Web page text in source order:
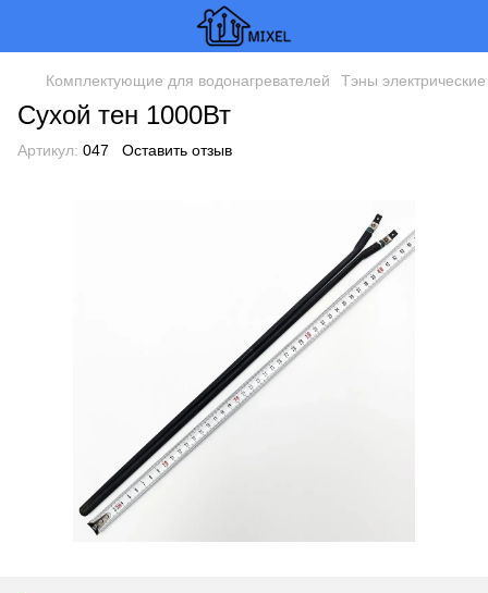
Комплектующие для водонагревателей Тэны
Сухой тен 1000Вт
Артикул: 047 Оставить отзыв